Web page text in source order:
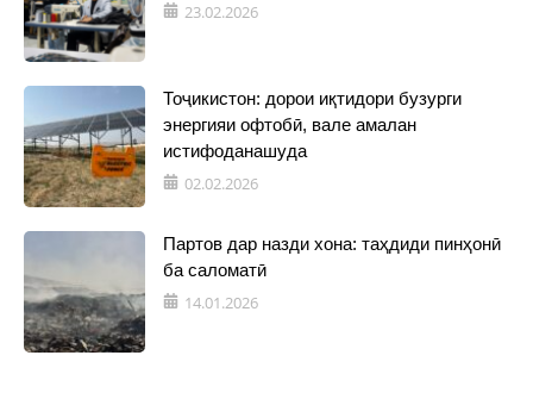
23.02.2026
Тоҷикистон: дорои иқтидори бузурги
энергияи офтобӣ, вале амалан
истифоданашуда
02.02.2026
Партов дар назди хона: таҳдиди пинҳонӣ
ба саломатӣ
14.01.2026